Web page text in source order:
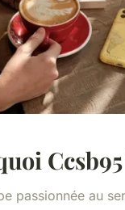
passionnée au